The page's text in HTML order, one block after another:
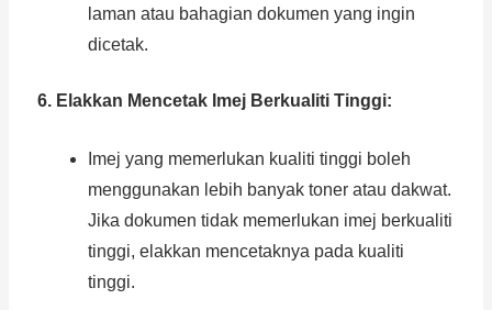
laman atau bahagian dokumen yang ingin
dicetak.
6. Elakkan Mencetak Imej Berkualiti Tinggi:
Imej yang memerlukan kualiti tinggi boleh
menggunakan lebih banyak toner atau dakwat.
Jika dokumen tidak memerlukan imej berkualiti
tinggi, elakkan mencetaknya pada kualiti
tinggi.